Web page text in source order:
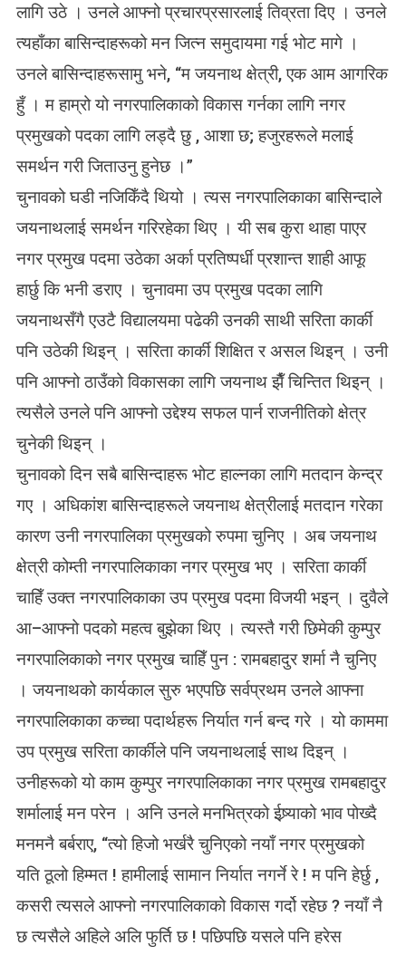
लागि उठे । उनले आफ्नो प्रचारप्रसारलाई तिव्रता दिए । उनले
त्यहाँका बासिन्दाहरूको मन जित्न समुदायमा गई भोट मागे ।
उनले बासिन्दाहरूसामु भने, “म जयनाथ क्षेत्री, एक आम आगरिक
हुँ । म हाम्रो यो नगरपालिकाको विकास गर्नका लागि नगर
प्रमुखको पदका लागि लड्दै छु , आशा छ; हजुरहरूले मलाई
समर्थन गरी जिताउनु हुनेछ ।”
चुनावको घडी नजिकिँदै थियो । त्यस नगरपालिकाका बासिन्दाले
जयनाथलाई समर्थन गरिरहेका थिए । यी सब कुरा थाहा पाएर
नगर प्रमुख पदमा उठेका अर्का प्रतिष्पर्धी प्रशान्त शाही आफू
हार्छु कि भनी डराए । चुनावमा उप प्रमुख पदका लागि
जयनाथसँगै एउटै विद्यालयमा पढेकी उनकी साथी सरिता कार्की
पनि उठेकी थिइन् । सरिता कार्की शिक्षित र असल थिइन् । उनी
पनि आफ्नो ठाउँको विकासका लागि जयनाथ झैँ चिन्तित थिइन् ।
त्यसैले उनले पनि आफ्नो उद्देश्य सफल पार्न राजनीतिको क्षेत्र
चुनेकी थिइन् ।
चुनावको दिन सबै बासिन्दाहरू भोट हाल्नका लागि मतदान केन्द्र
गए । अधिकांश बासिन्दाहरूले जयनाथ क्षेत्रीलाई मतदान गरेका
कारण उनी नगरपालिका प्रमुखको रुपमा चुनिए । अब जयनाथ
क्षेत्री कोम्ती नगरपालिकाका नगर प्रमुख भए । सरिता कार्की
चाहिँ उक्त नगरपालिकाका उप प्रमुख पदमा विजयी भइन् । दुवैले
आ–आफ्नो पदको महत्व बुझेका थिए । त्यस्तै गरी छिमेकी कुम्पुर
नगरपालिकाको नगर प्रमुख चाहिँ पुन : रामबहादुर शर्मा नै चुनिए
। जयनाथको कार्यकाल सुरु भएपछि सर्वप्रथम उनले आफ्ना
नगरपालिकाका कच्चा पदार्थहरू निर्यात गर्न बन्द गरे । यो काममा
उप प्रमुख सरिता कार्कीले पनि जयनाथलाई साथ दिइन् ।
उनीहरूको यो काम कुम्पुर नगरपालिकाका नगर प्रमुख रामबहादुर
शर्मालाई मन परेन । अनि उनले मनभित्रको ईष्र्याको भाव पोख्दै
मनमनै बर्बराए, “त्यो हिजो भर्खरै चुनिएको नयाँ नगर प्रमुखको
यति ठूलो हिम्मत ! हामीलाई सामान निर्यात नगर्ने रे ! म पनि हेर्छु ,
कसरी त्यसले आफ्नो नगरपालिकाको विकास गर्दो रहेछ ? नयाँ नै
छ त्यसैले अहिले अलि फुर्ति छ ! पछिपछि यसले पनि हरेस